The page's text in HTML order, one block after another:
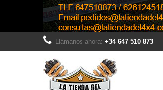
Llámanos ahora: +34 647 510 873